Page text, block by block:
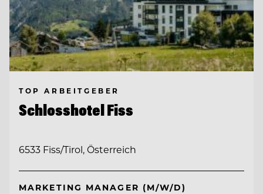
TOP ARBEITGEBER
Schlosshotel Fiss
6533 Fiss/Tirol, Österreich
MARKETING MANAGER (M/W/D)